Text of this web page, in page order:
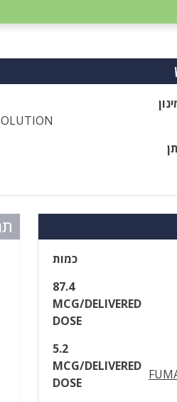
כמות
87.4
MCG/DELIVERED
DOSE
5.2
MCG/DELIVERED
DOSE